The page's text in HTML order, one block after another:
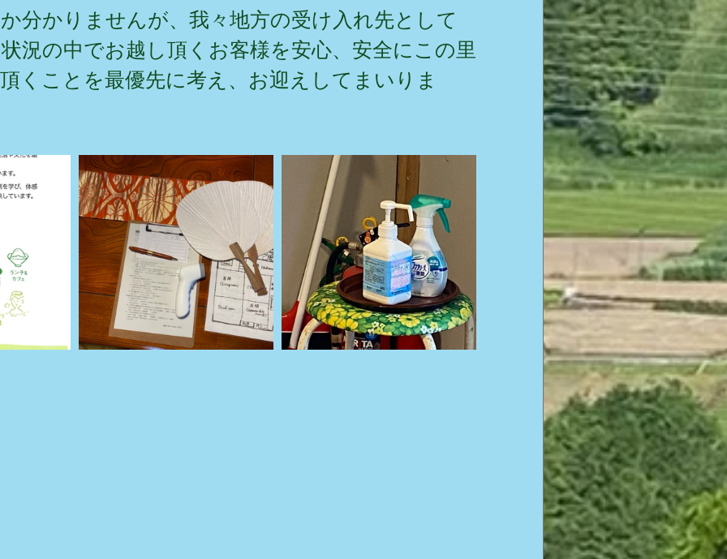
分かりませんが、我々地方の受け入れ先として
況の中でお越し頂くお客様を安心、安全にこの里
くことを最優先に考え、お迎えしてまいりま